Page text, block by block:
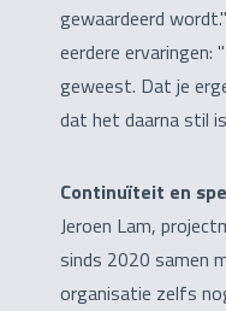
gewaardeerd
eerdere ervaringen:
geweest. Dat je
dat het daarna stil
Continuïteit en
Jeroen Lam,
sinds 2020 samen
organisatie zelfs